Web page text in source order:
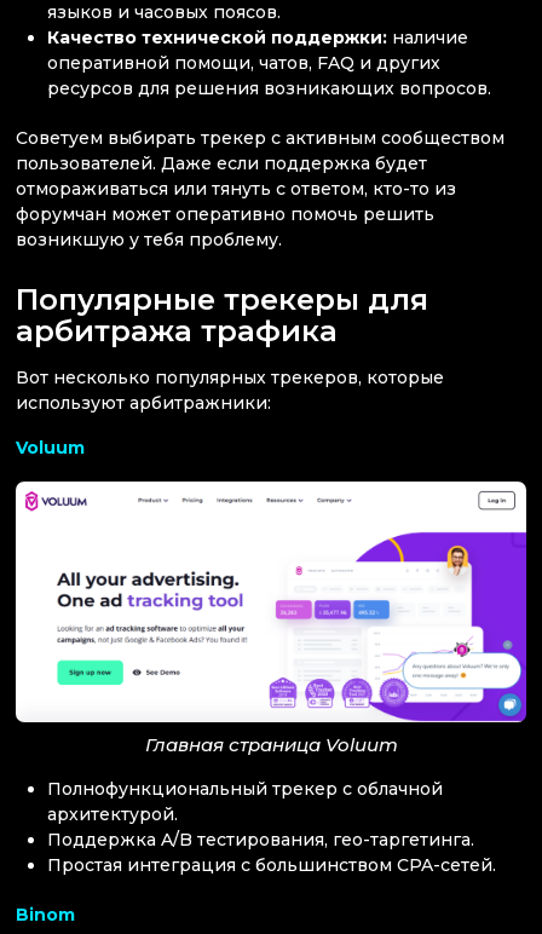
языков и часовых поясов.
Качество технической поддержки: наличие
оперативной помощи, чатов, FAQ и других
ресурсов для решения возникающих вопросов.
Советуем выбирать трекер с активным сообществом
пользователей. Даже если поддержка будет
отмораживаться или тянуть с ответом, кто-то из
форумчан может оперативно помочь решить
возникшую у тебя проблему.
Популярные трекеры для
арбитража трафика
Вот несколько популярных трекеров, которые
используют арбитражники:
Voluum
Главная страница Voluum
Полнофункциональный трекер с облачной
архитектурой.
Поддержка A/B тестирования, гео-таргетинга.
Простая интеграция с большинством CPA-сетей.
Binom